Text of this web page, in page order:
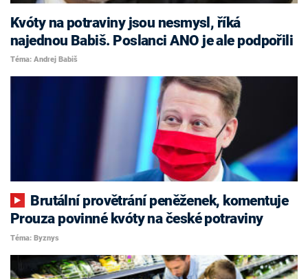
Kvóty na potraviny jsou nesmysl, říká
najednou Babiš. Poslanci ANO je ale podpořili
Téma: Andrej Babiš
Prouza povinné kvóty na české potraviny
Téma: Byznys